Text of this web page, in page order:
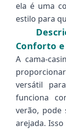
ela é uma
estilo para
Conforto
A cama-
versátil
funciona
verão, pode
arejada.